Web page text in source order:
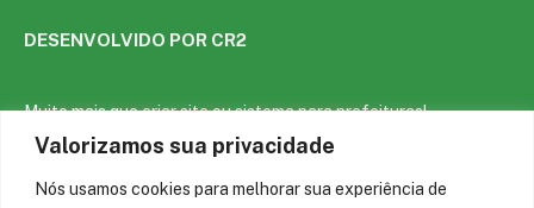
Valorizamos sua privacidade
Nós usamos cookies para melhorar sua experiência de
DESENVOLVIDO POR CR2
Muito mais quecriar siteousistema para prefeituras!
Realizamos uma
completa, onde garantimos em
contrato que todas as exigências das
públicaserão atendidas.